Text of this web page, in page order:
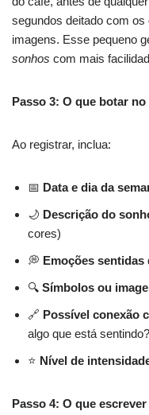
segundos deitado com
imagens. Esse pequeno
sonhos com mais
Passo 3: O que botar
Ao registrar, inclua:
📅 Data e dia da
🌙 Descrição do
cores)
💭 Emoções sentidas
🔍 Símbolos ou
🔗 Possível conexão
algo que está
⭐ Nível de
Passo 4: O que